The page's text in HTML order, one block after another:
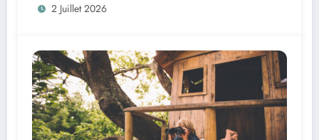
2 Juillet 2026